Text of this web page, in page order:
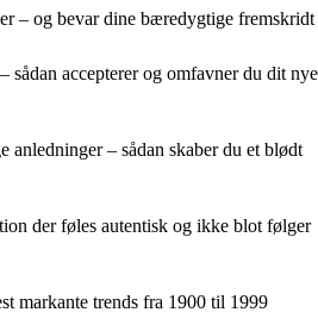
– og bevar dine bæredygtige fremskridt
sådan accepterer og omfavner du dit nye
– sådan skaber du et blødt
der føles autentisk og ikke blot følger
markante trends fra 1900 til 1999